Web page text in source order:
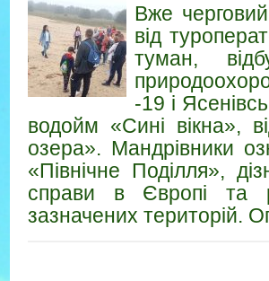
Вже
від
туман,
-19 і
водойм «Сині вікна»,
озера». Мандрівники
«Північне Поділля»,
справи в Європі та
зазначених територій.